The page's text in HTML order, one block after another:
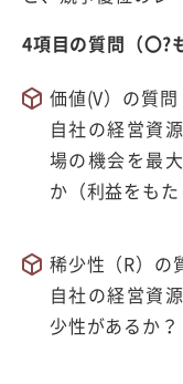
4項目の質問（〇?
価値(V）の質問
自社の経営資
場の機会を最
か（利益をも
稀少性（R）の
自社の経営資
少性があるか？